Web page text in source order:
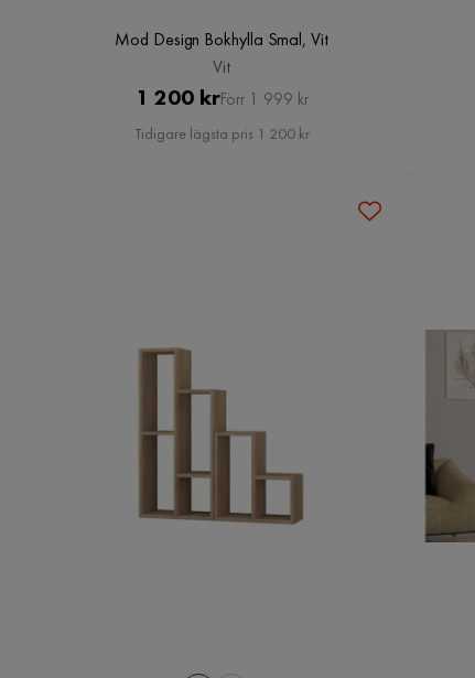
Mod Design Bokhylla Smal, Vit
Vit
Pris
1 200 krOriginal
Pris
Förr 1 999 kr
Tidigare lägsta pris 1 200 kr